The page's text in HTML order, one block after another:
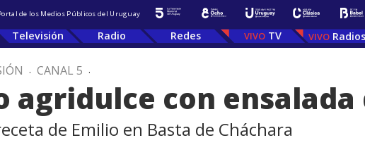
de los Medios Públicos del Uruguay
Televisión Radio Redes TV Radios
. CANAL 5 .
agridulce con
de Emilio en Basta de Cháchara